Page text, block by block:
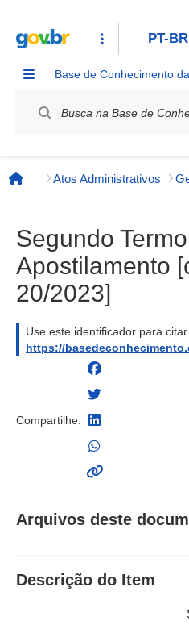
PT-BR
Base de Conhecimento
Página inicial
Atos Administrativos
Segundo
Apostilamento
20/2023]
Use este identificador para
https://
Compartilhe:
Arquivos deste
Descrição do Item